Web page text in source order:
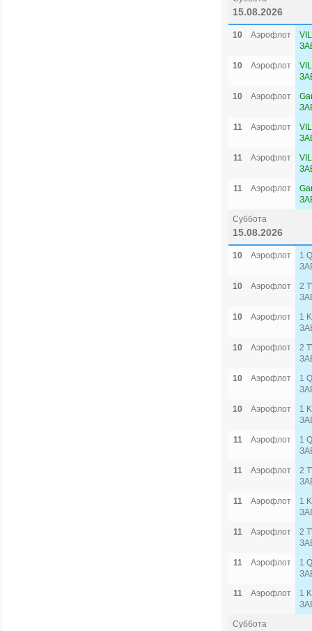
15.08.2026
10 Аэрофлот
10
Аэрофлот
10
Аэрофлот
11
Аэрофлот
11
Аэрофлот
11
Аэрофлот
Суббота
15.08.2026
10 Аэрофлот
1
10
Аэрофлот
2
10
Аэрофлот
1
10
Аэрофлот
2
10
Аэрофлот
1
10
Аэрофлот
1
11
Аэрофлот
1
11
Аэрофлот
2
11
Аэрофлот
1
11
Аэрофлот
2
11
Аэрофлот
1
11
Аэрофлот
1
Суббота